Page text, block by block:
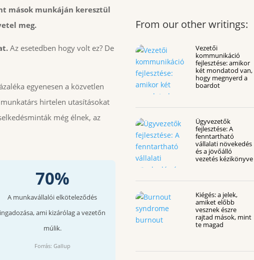
mások munkáján keresztül
meg.
Az esetedben hogy volt ez? De
egyenesen a közvetlen
hirtelen utasításokat
még élnek, az
70%
A munkavállalói elköteleződés
ingadozása, ami kizárólag a vezetőn
múlik.
Forrás: Gallup
From our other writings:
Vezetői
kommunikáció
fejlesztése: amikor
két mondatod van,
hogy megnyerd a
boardot
Ügyvezetők
fejlesztése: A
fenntartható
vállalati növekedés
és a jövőálló
vezetés kézikönyve
Kiégés: a jelek,
amiket előbb
vesznek észre
rajtad mások, mint
te magad